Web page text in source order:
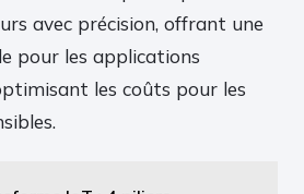
avec précision, offrant une
pour les applications
les coûts pour les